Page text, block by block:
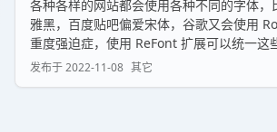
各种各样的网站都会使用各种不同的字体，
雅黑，百度贴吧偏爱宋体，谷歌又会使用
重度强迫症，使用 ReFont 扩展可以统一这
发布于2022-11-08 其它